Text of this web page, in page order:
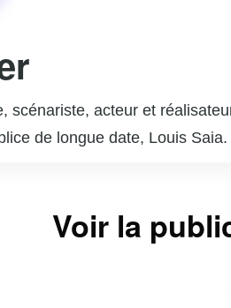
scénariste, acteur et
de longue date, Louis
au Canada. En plus de
enrichir le paysage culturel
Voir la